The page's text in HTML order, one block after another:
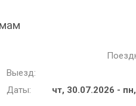
Выезд:
Даты:
чт, 30.07.2026 -